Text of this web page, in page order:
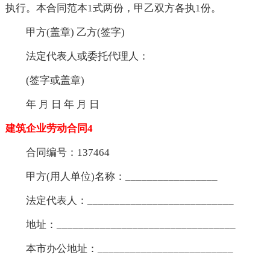
执行。本合同范本1式两份，甲乙双方各执1份。
甲方(盖章) 乙方(签字)
法定代表人或委托代理人：
(签字或盖章)
年 月 日 年 月 日
建筑企业劳动合同4
合同编号：137464
甲方(用人单位)名称：_________________
法定代表人：___________________________
地址：_________________________________
本市办公地址：_________________________